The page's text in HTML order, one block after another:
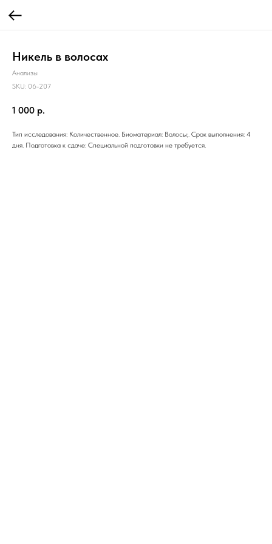
Никель в волосах
Анализы
SKU: 06-207
1 000 р.
Тип исследования: Количественное. Биоматериал: Волосы;. Срок выполнения: 4
дня. Подготовка к сдаче: Специальной подготовки не требуется.